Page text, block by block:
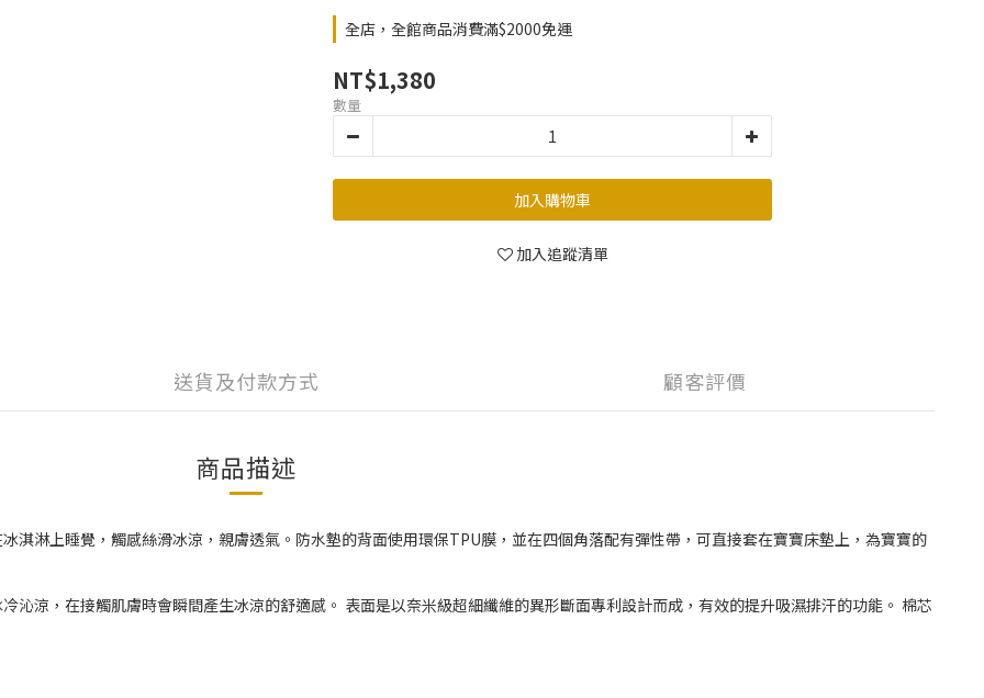
全店，全館商品消費滿$2000免運
NT$1,380
數量
加入購物車
加入追蹤清單
送貨及付款方式 顧客評價
商品描述
淇淋上睡覺，觸感絲滑冰涼，親膚透氣。防水墊的背面使用環保TPU膜，並在四個角落配有彈性帶，可直接套在寶寶床墊上，為寶寶的
沁涼，在接觸肌膚時會瞬間產生冰涼的舒適感。 表面是以奈米級超細纖維的異形斷面專利設計而成，有效的提升吸濕排汗的功能。 棉芯